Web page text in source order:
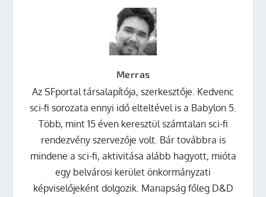
Merras
Az SFportal társalapítója, szerkesztője. Kedvenc
sci-fi sorozata ennyi idő elteltével is a Babylon 5.
Több, mint 15 éven keresztül számtalan sci-fi
rendezvény szervezője volt. Bár továbbra is
mindene a sci-fi, aktivitása alább hagyott, mióta
egy belvárosi kerület önkormányzati
képviselőjeként dolgozik. Manapság főleg D&D